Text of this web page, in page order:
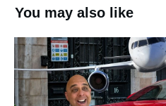
You may also like